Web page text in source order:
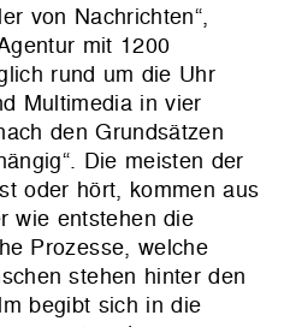
von Nachrichten“,
mit 1200
rund um die Uhr
Multimedia in vier
den Grundsätzen
Die meisten der
oder hört, kommen aus
wie entstehen die
Prozesse, welche
stehen hinter den
begibt sich in die